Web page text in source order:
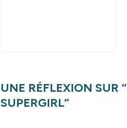
UNE RÉFLEXION SUR “
SUPERGIRL”